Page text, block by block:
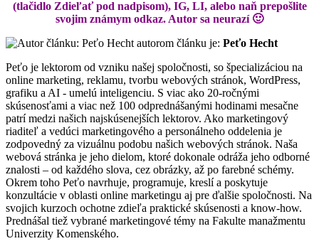
(tlačidlo Zdieľať pod nadpisom), IG, LI, alebo naň prepošlite
svojim známym odkaz. Autor sa neurazí 🙂
autorom článku je: Peťo Hecht
Peťo je lektorom od vzniku našej spoločnosti, so špecializáciou na
online marketing, reklamu, tvorbu webových stránok, WordPress,
grafiku a AI - umelú inteligenciu. S viac ako 20-ročnými
skúsenosťami a viac než 100 odprednášanými hodinami mesačne
patrí medzi našich najskúsenejších lektorov. Ako marketingový
riaditeľ a vedúci marketingového a personálneho oddelenia je
zodpovedný za vizuálnu podobu našich webových stránok. Naša
webová stránka je jeho dielom, ktoré dokonale odráža jeho odborné
znalosti – od každého slova, cez obrázky, až po farebné schémy.
Okrem toho Peťo navrhuje, programuje, kreslí a poskytuje
konzultácie v oblasti online marketingu aj pre ďalšie spoločnosti. Na
svojich kurzoch ochotne zdieľa praktické skúsenosti a know-how.
Prednášal tiež vybrané marketingové témy na Fakulte manažmentu
Univerzity Komenského.